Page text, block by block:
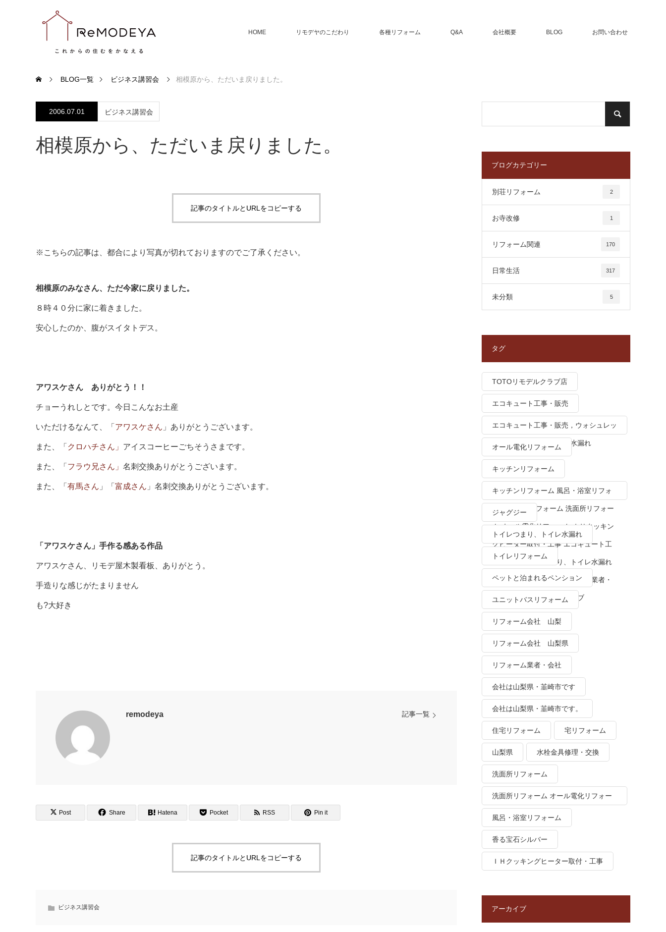
HOME リモデヤのこだわり 各種リフォーム Q&A 会社概要 BLOG お問い合わせ
BLOG一覧 ビジネス講習会 相模原から、ただいま戻りました。
2006.07.01 ビジネス講習会
相模原から、ただいま戻りました。
記事のタイトルとURLをコピーする
※こちらの記事は、都合により写真が切れておりますのでご了承ください。
相模原のみなさん、ただ今家に戻りました。
８時４０分に家に着きました。
安心したのか、腹がスイタトデス。
アワスケさん ありがとう！！
チョーうれしとです。今日こんなお土産
いただけるなんて、「 アワスケさん 」ありがとうございます。
また、「 クロハチさん」 アイスコーヒーごちそうさまです。
また、「 フラウ兄さん」 名刺交換ありがとうございます。
また、「 有馬さん 」「 富成さん 」名刺交換ありがとうございます。
「アワスケさん」手作る感ある作品
アワスケさん、リモデ屋木製看板、ありがとう。
手造りな感じがたまりません
も?大好き
remodeya 記事一覧
Post Share Hatena Pocket RSS Pin it
記事のタイトルとURLをコピーする
ビジネス講習会
ブログカテゴリー
別荘リフォーム 2
お寺改修 1
リフォーム関連 170
日常生活 317
未分類 5
タグ
TOTOリモデルクラブ店
エコキュート工事・販売
エコキュート工事・販売，ウォシュレッ
ト トイレつまり、トイレ水漏れ
オール電化リフォーム
キッチンリフォーム
キッチンリフォーム 風呂・浴室リフォ
ーム トイレリフォーム 洗面所リフォー
ム オール電化リフォーム ＩＨクッキン
グヒーター取付・工事 エコキュート工
事・販売 トイレつまり、トイレ水漏れ
水栓金具修理・交換 リフォーム業者・
会社 ＴＯＴＯリモデルクラブ
ジャグジー
トイレつまり、トイレ水漏れ
トイレリフォーム
ペットと泊まれるペンション
ユニットバスリフォーム
リフォーム会社 山梨
リフォーム会社 山梨県
リフォーム業者・会社
会社は山梨県・韮崎市です
会社は山梨県・韮崎市です。
住宅リフォーム 宅リフォーム
山梨県 水栓金具修理・交換
洗面所リフォーム
洗面所リフォーム オール電化リフォー
ム
風呂・浴室リフォーム
香る宝石シルバー
ＩＨクッキングヒーター取付・工事
アーカイブ